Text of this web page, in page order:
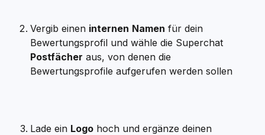
Vergib einen internen Namen für dein
Bewertungsprofil und wähle die Superchat
Postfächer aus, von denen die
Bewertungsprofile aufgerufen werden sollen
Lade ein Logo hoch und ergänze deinen